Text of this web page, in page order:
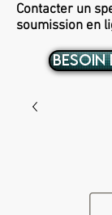
Contacter un
soumission en
BESOIN